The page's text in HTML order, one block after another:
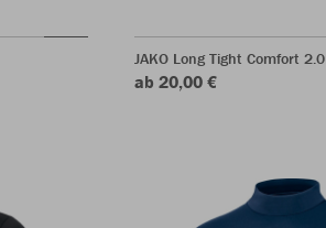
JAKO Long Tight Comfort 2.0
ab 20,00 €